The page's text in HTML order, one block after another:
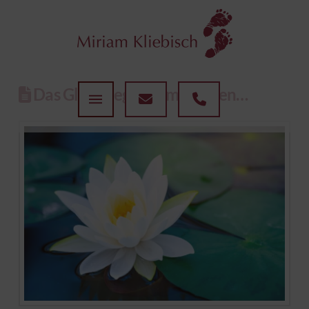
Das Glück liegt oft im Kleinen…